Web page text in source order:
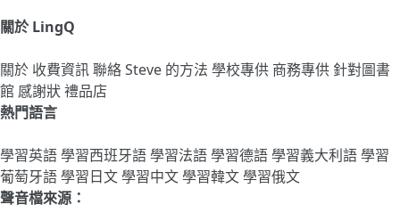
關於 LingQ
關於 收費資訊聯絡Steve 的方法 學校專供 商務專供 針對圖書
館 感謝狀禮品店
熱門語言
學習英語學習西班牙語學習法語學習德語學習義大利語學習
葡萄牙語學習日文學習中文學習韓文學習俄文
聲音檔來源：